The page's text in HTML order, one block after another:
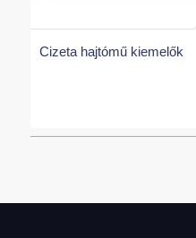
Cizeta hajtómű kiemelők